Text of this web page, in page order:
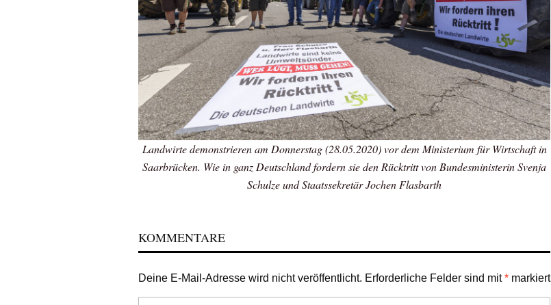
Landwirte demonstrieren am Donnerstag (28.05.2020) vor dem Ministerium für Wirtschaft in
Saarbrücken. Wie in ganz Deutschland fordern sie den Rücktritt von Bundesministerin Svenja
Schulze und Staatssekretär Jochen Flasbarth
KOMMENTARE
Deine E-Mail-Adresse wird nicht veröffentlicht. Erforderliche Felder sind mit* markiert